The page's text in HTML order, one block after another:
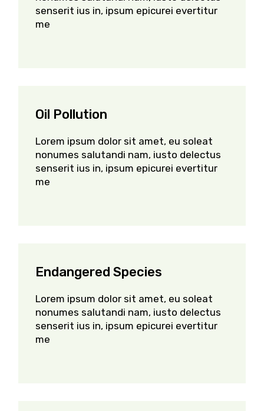
senserit ius in, ipsum epicurei evertitur
me
Oil Pollution
Lorem ipsum dolor sit amet, eu soleat
nonumes salutandi nam, iusto delectus
senserit ius in, ipsum epicurei evertitur
me
Endangered Species
Lorem ipsum dolor sit amet, eu soleat
nonumes salutandi nam, iusto delectus
senserit ius in, ipsum epicurei evertitur
me